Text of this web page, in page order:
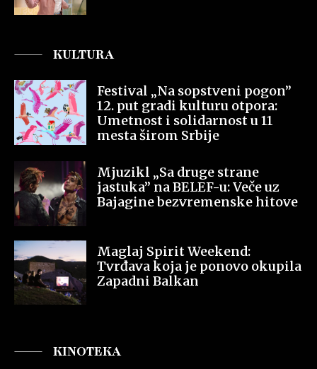
KULTURA
Festival „Na sopstveni pogon”
12. put gradi kulturu otpora:
Umetnost i solidarnost u 11
mesta širom Srbije
Mjuzikl „Sa druge strane
jastuka” na BELEF-u: Veče uz
Bajagine bezvremenske hitove
Maglaj Spirit Weekend:
Tvrđava koja je ponovo okupila
Zapadni Balkan
KINOTEKA